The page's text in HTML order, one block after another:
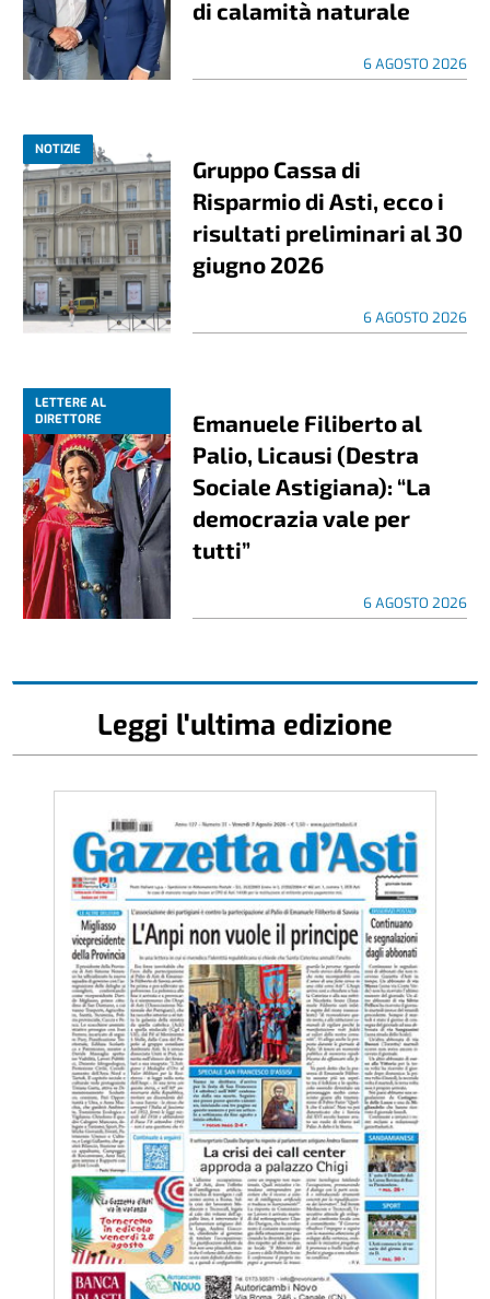
di calamità naturale
6 AGOSTO 2026
NOTIZIE
Gruppo Cassa di
Risparmio di Asti, ecco i
risultati preliminari al 30
giugno 2026
6 AGOSTO 2026
LETTERE AL
DIRETTORE
Emanuele Filiberto al
Palio, Licausi (Destra
Sociale Astigiana): “La
democrazia vale per
tutti”
6 AGOSTO 2026
Leggi l'ultima edizione